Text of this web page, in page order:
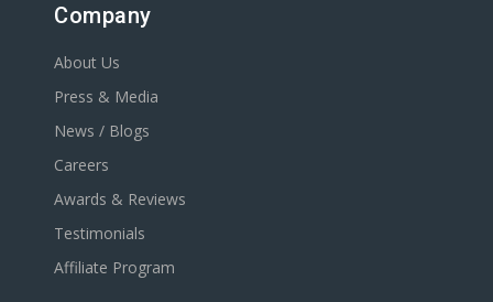
Company
About Us
Press & Media
News / Blogs
Careers
Awards & Reviews
Testimonials
Affiliate Program